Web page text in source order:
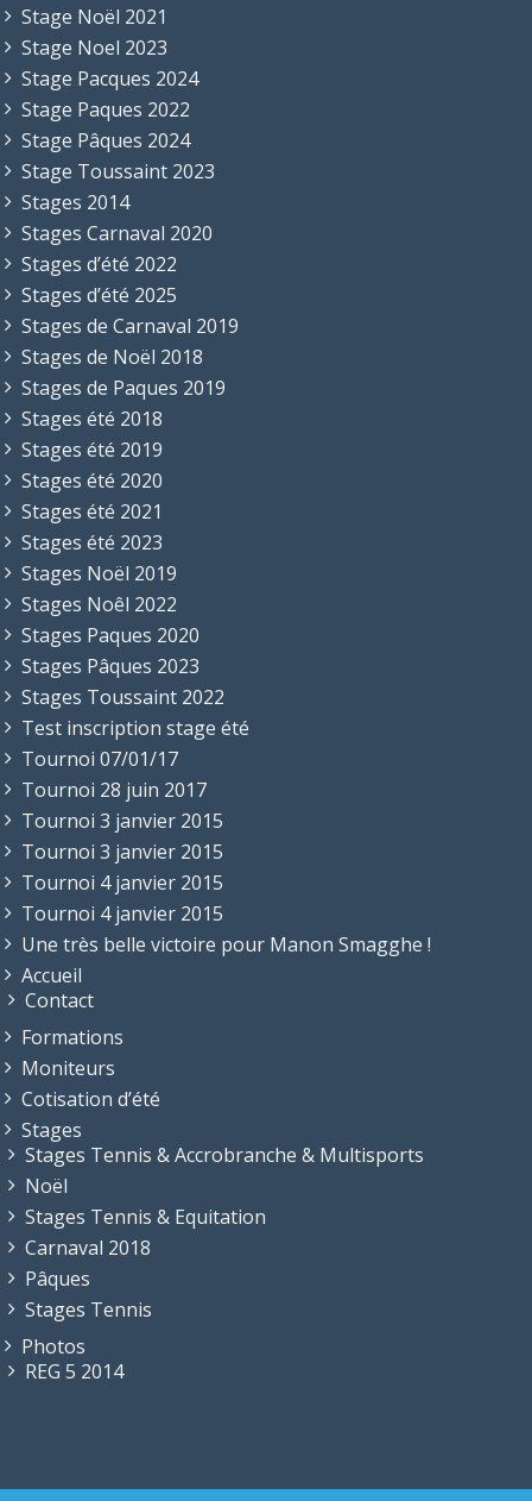
Stage Noël 2021
Stage Noel 2023
Stage Pacques 2024
Stage Paques 2022
Stage Pâques 2024
Stage Toussaint 2023
Stages 2014
Stages Carnaval 2020
Stages d’été 2022
Stages d’été 2025
Stages de Carnaval 2019
Stages de Noël 2018
Stages de Paques 2019
Stages été 2018
Stages été 2019
Stages été 2020
Stages été 2021
Stages été 2023
Stages Noël 2019
Stages Noêl 2022
Stages Paques 2020
Stages Pâques 2023
Stages Toussaint 2022
Test inscription stage été
Tournoi 07/01/17
Tournoi 28 juin 2017
Tournoi 3 janvier 2015
Tournoi 3 janvier 2015
Tournoi 4 janvier 2015
Tournoi 4 janvier 2015
Une très belle victoire pour Manon Smagghe !
Accueil
Contact
Formations
Moniteurs
Cotisation d’été
Stages
Stages Tennis & Accrobranche & Multisports
Noël
Stages Tennis & Equitation
Carnaval 2018
Pâques
Stages Tennis
Photos
REG 5 2014